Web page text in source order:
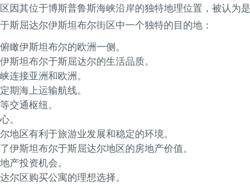
因其位于博斯普鲁斯海峡沿岸的独特地理位置，被认
斯屈达尔伊斯坦布尔街区中一个独特的目的地：
瞰伊斯坦布尔的欧洲一侧。
斯坦布尔于斯屈达尔的生活品质。
连接亚洲和欧洲。
期海上运输航线。
交通枢纽。
。
地区有利于旅游业发展和稳定的环境。
伊斯坦布尔于斯屈达尔地区的房地产价值。
产投资机会。
尔区购买公寓的理想选择。